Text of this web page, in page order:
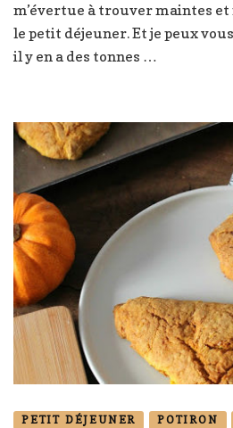
m’évertue à trouver maintes
le petit déjeuner. Et je peux
il y en a des tonnes …
PETIT DÉJEUNER POTIRON